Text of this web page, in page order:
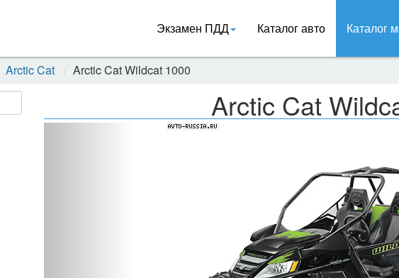
Экзамен ПДД Каталог авто Каталог
Arctic Cat Arctic Cat Wildcat 1000
Arctic Cat